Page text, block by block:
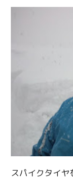
スパイクタイヤ